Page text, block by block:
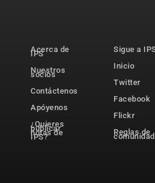
Acerca de
IPS
Nuestros
socios
Contáctenos
Apóyenos
¿Quieres
publicar
notas de
IPS?
Sigue a
Inicio
Twitter
Facebook
Flickr
Reglas de
comunidad